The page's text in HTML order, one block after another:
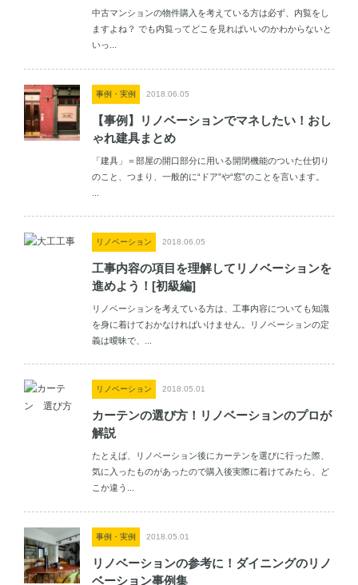
中古マンションの物件購入を考えている方は必ず、内覧をし
ますよね？ でも内覧ってどこを見ればいいのかわからないと
いっ...
事例・実例 2018.06.05
【事例】リノベーションでマネしたい！おし
ゃれ建具まとめ
「建具」＝部屋の開口部分に用いる開閉機能のついた仕切り
のこと、つまり、一般的に“ドア”や“窓”のことを言います。
リノベーション 2018.06.05
工事内容の項目を理解してリノベーションを
進めよう！[初級編]
リノベーションを考えている方は、工事内容についても知識
を身に着けておかなければいけません。リノベーションの定
義は曖昧で、...
リノベーション 2018.05.01
カーテンの選び方！リノベーションのプロが
解説
たとえば、リノベーション後にカーテンを選びに行った際、
気に入ったものがあったので購入後実際に着けてみたら、ど
こか違う...
事例・実例 2018.05.01
リノベーションの参考に！ダイニングのリノ
ベーション事例集